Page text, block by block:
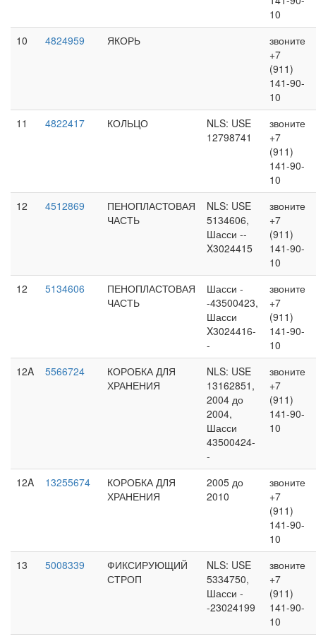
10
10
4824959 ЯКОРЬ
звоните
+7
(911)
141-90-
10
11
4822417 КОЛЬЦО
NLS: USE
12798741
звоните
+7
(911)
141-90-
10
12
4512869
ПЕНОПЛАСТОВАЯ
ЧАСТЬ
NLS: USE
5134606,
Шасси --
X3024415
звоните
+7
(911)
141-90-
10
12
5134606
ПЕНОПЛАСТОВАЯ
ЧАСТЬ
Шасси -
-43500423,
Шасси
X3024416-
-
звоните
+7
(911)
141-90-
10
12A
5566724
КОРОБКА ДЛЯ
ХРАНЕНИЯ
NLS: USE
13162851,
2004 до
2004,
Шасси
43500424-
-
звоните
+7
(911)
141-90-
10
12A 13255674
КОРОБКА ДЛЯ
ХРАНЕНИЯ
2005 до
2010
звоните
+7
(911)
141-90-
10
13
5008339
ФИКСИРУЮЩИЙ
СТРОП
NLS: USE
5334750,
Шасси -
-23024199
звоните
+7
(911)
141-90-
10